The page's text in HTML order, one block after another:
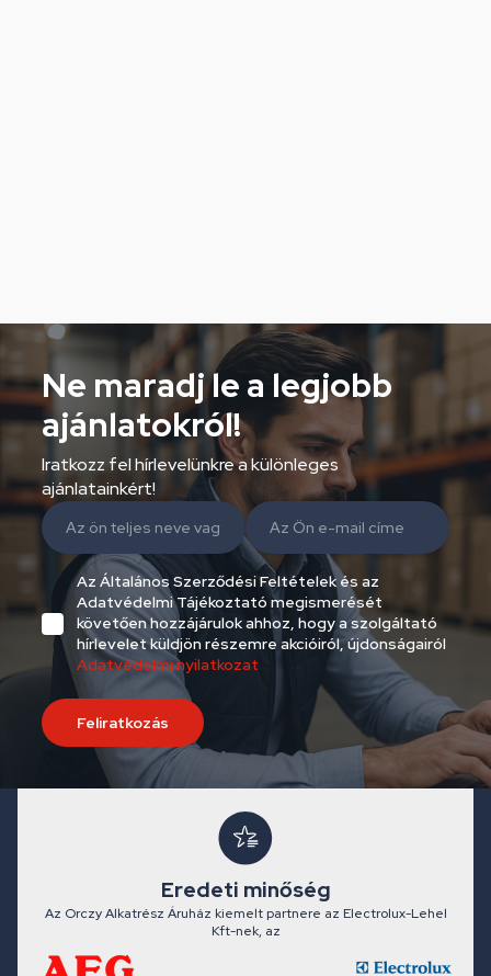
Ne maradj le a legjobb
ajánlatokról!
Iratkozz fel hírlevelünkre a különleges
ajánlatainkért!
Az Általános Szerződési Feltételek és az
Adatvédelmi Tájékoztató megismerését
követően hozzájárulok ahhoz, hogy a szolgáltató
hírlevelet küldjön részemre akcióiról, újdonságairól
Adatvédelmi nyilatkozat
Feliratkozás
Eredeti minőség
Az Orczy Alkatrész Áruház kiemelt partnere az Electrolux-Lehel
Kft-nek, az